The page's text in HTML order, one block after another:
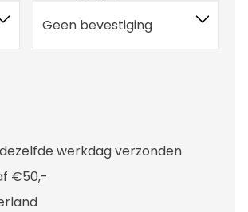
Geen bevestiging
werkdag verzonden
€50,-